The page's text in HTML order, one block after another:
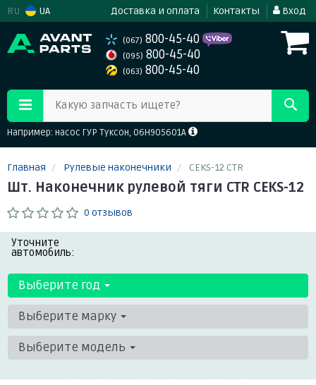
RU UA Доставка и оплата Контакты Вход
(067) 800-45-40
(095) 800-45-40
(063) 800-45-40
Какую запчасть ищете?
Например: насос ГУР Туксон, 06H905601A
Главная Рулевые наконечники CEKS-12 CTR
Шт. Наконечник рулевой тяги CTR CEKS-12
0 отзывов
Уточните
автомобиль:
Выберите год
Выберите марку
Выберите модель